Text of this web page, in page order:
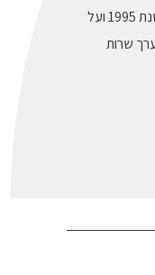
וגמלאים. החברה הוקמה בראשית שנת 1995 ועל
שרות